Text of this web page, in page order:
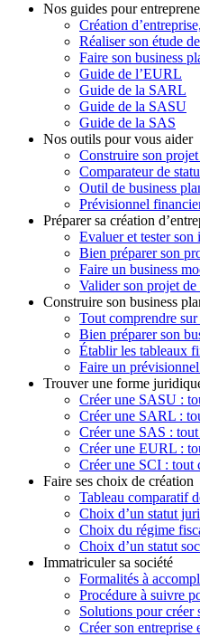
Nos guides pour
Création
Réaliser son étude
Faire son business
Guide de l’EURL
Guide de la SARL
Guide de la SASU
Guide de la SAS
Nos outils pour vous aider
Construire son
Comparateur de
Outil de business
Prévisionnel
Préparer sa création
Evaluer et tester son
Bien préparer son
Faire un business
Valider son projet de
Construire son business
Tout comprendre
Bien préparer son
Établir les tableaux
Faire un
Trouver une forme
Créer une SASU :
Créer une SARL :
Créer une SAS :
Créer une EURL :
Créer une SCI : tout
Faire ses choix de création
Tableau comparatif
Choix d’un statut
Choix du régime
Choix d’un statut
Immatriculer sa société
Formalités à
Procédure à suivre
Solutions pour créer
Créer son entreprise